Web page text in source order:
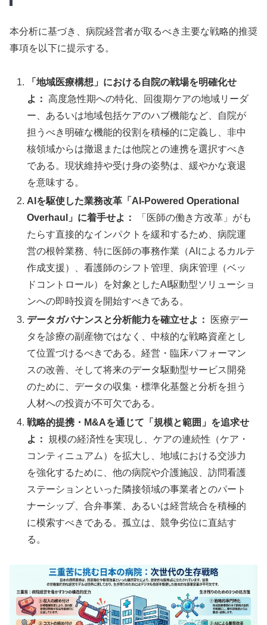
本分析に基づき、病院経営者が取るべき主要な戦略的推奨
事項を以下に提示する。
「地域医療構想」における自院の戦場を明確化せ
よ： 高度急性期への特化、回復期ケアの地域リーダ
ー、あるいは地域包括ケアのハブ機能など、自院が
担うべき明確な機能的役割を積極的に定義し、非中
核領域からは撤退または他院との連携を選択すべき
である。現状維持や受け身の姿勢は、緩やかな衰退
を意味する。
AIを駆使した業務改革「AI-Powered Operational
Overhaul」に着手せよ：
「医師の働き方改革」がも
たらす直接的なインパクトを緩和するため、病院運
営の根幹業務、特に医師の事務作業（AIによるカルテ
作成支援）、看護師のシフト管理、病床管理（ベッ
ドコントロール）を対象としたAI駆動型ソリューショ
ンへの即時投資を開始すべきである。
データガバナンスと分析能力を確立せよ：
医療デー
タを診療の副産物ではなく、中核的な戦略資産とし
て位置づけるべきである。経営・臨床パフォーマン
スの改善、そして将来のデータ駆動型サービス開発
のために、データの収集・標準化基盤と分析を担う
人材への投資が不可欠である。
戦略的提携・M&Aを通じて「規模と範囲」を追求せ
よ：
規模の経済性を実現し、ケアの連続性（ケア・
コンティニュアム）を拡大し、地域における交渉力
を強化するために、他の病院や介護施設、訪問看護
ステーションといった隣接領域の事業者とのパート
ナーシップ、合弁事業、あるいは経営統合を積極的
に模索すべきである。孤立は、競争劣位に直結す
る。